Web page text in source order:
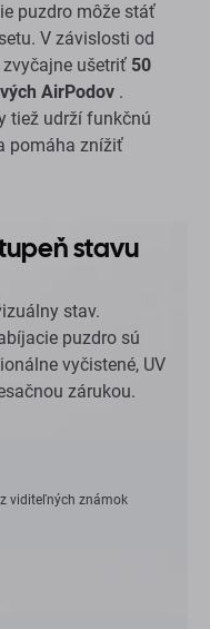
puzdro môže stáť
V závislosti od
ušetriť 50
AirPodov .
tiež udrží funkčnú
pomáha znížiť
stavu
stav.
puzdro sú
vyčistené, UV
zárukou.
viditeľných známok